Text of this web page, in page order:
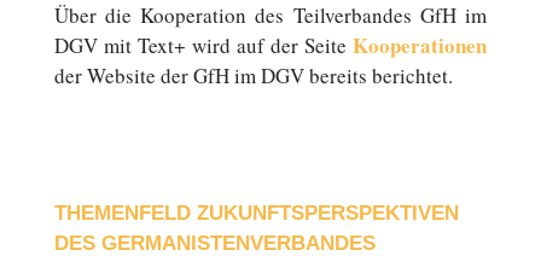
Über die Ko­ope­ra­ti­on des Teil­ver­ban­des GfH im
DGV mit Text+ wird auf der SeiteKo­ope­ra­tio­nen
der Website der GfH im DGV bereits berichtet.
THEMENFELD ZUKUNFTSPERSPEKTIVEN
DES GERMANISTENVERBANDES